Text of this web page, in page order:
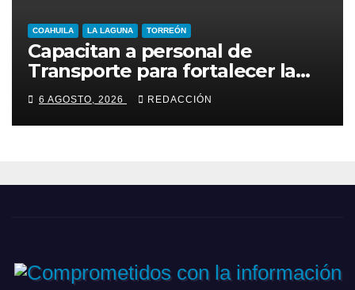
COAHUILA LA LAGUNA TORREÓN
Capacitan a personal de
Transporte para fortalecer la
atención a usuarios
6 AGOSTO, 2026 REDACCIÓN